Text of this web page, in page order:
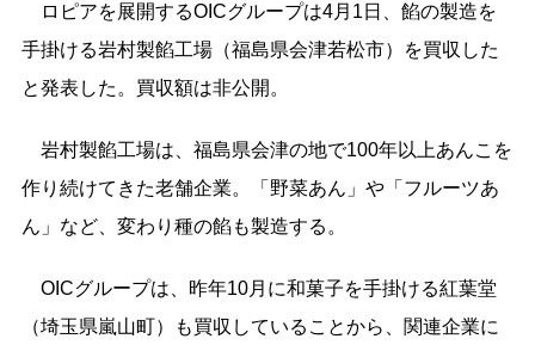
ロピアを展開するOICグループは4月1日、餡の製造を
手掛ける岩村製餡工場（福島県会津若松市）を買収した
と発表した 。買収額は非公開。
岩村製餡工場は、福島県会津の地で100年以上あんこを
作り続けてきた老舗企業。
「野菜あん」や「フルーツあ
ん」など、変わり種の餡も製造する 。
OICグループは、 昨年10月に和菓子を手掛ける紅葉堂
（埼玉県嵐山町）も買収している ことから、関連企業に